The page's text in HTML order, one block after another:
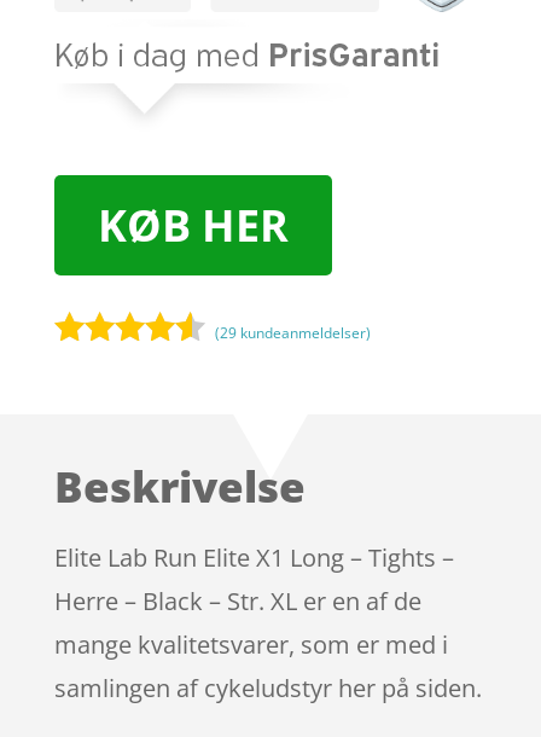
KØB HER
på
mmelser
(29 kundeanmeldelser)
Beskrivelse
Elite Lab Run Elite X1 Long – Tights –
Herre – Black – Str. XL er en af de
mange kvalitetsvarer, som er med i
samlingen af cykeludstyr her på siden.